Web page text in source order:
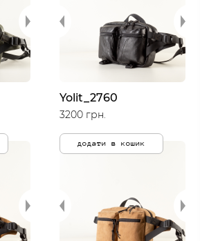
Yolit_2760
3200 грн.
додати в кошик